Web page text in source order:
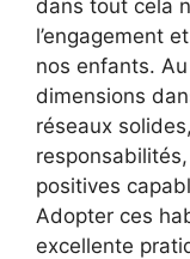
dans tout cela
l’engagement
nos enfants.
dimensions
réseaux
positives
Adopter ces
excellente